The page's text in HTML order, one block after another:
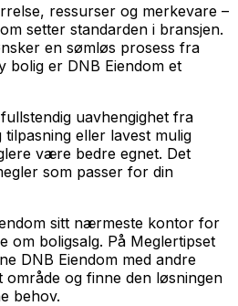
ressurser og merkevare –
setter standarden i bransjen.
en sømløs prosess fra
bolig er DNB Eiendom et
uavhengighet fra
eller lavest mulig
være bedre egnet. Det
som passer for din
sitt nærmeste kontor for
om boligsalg. På Meglertipset
DNB Eiendom med andre
område og finne den løsningen
behov.